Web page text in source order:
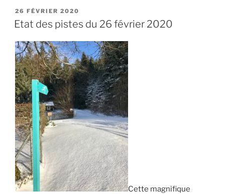
PUBLIÉ
LE
26 FÉVRIER 2020
Etat des pistes du 26 février 2020
Cette magnifique